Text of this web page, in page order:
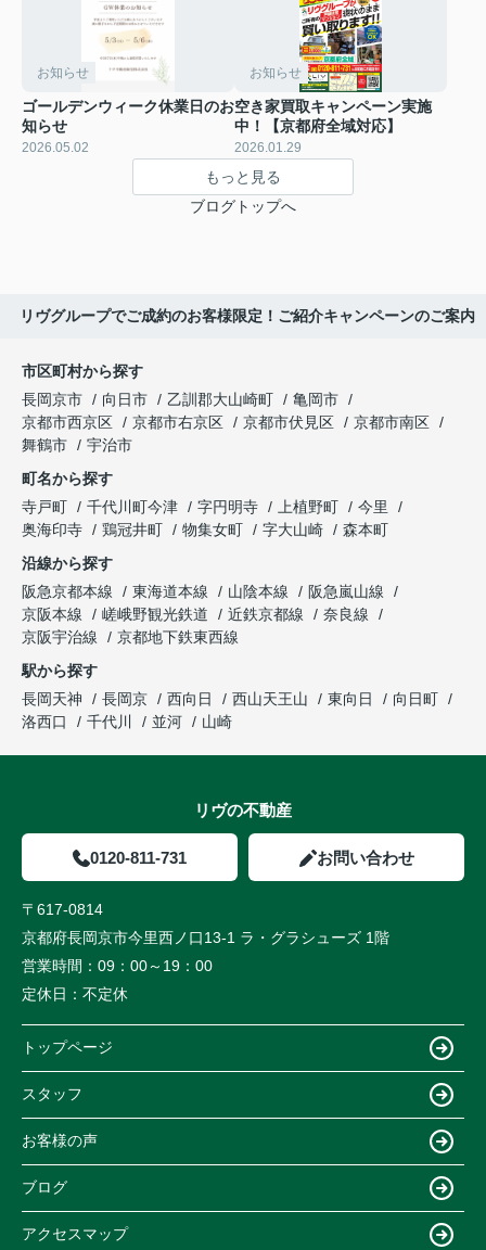
お知らせ
ゴールデンウィーク休業日のお
知らせ
2026.05.02
お知らせ
空き家買取キャンペーン実施
中！【京都府全域対応】
2026.01.29
もっと見る
ブログトップへ
リヴグループでご成約のお客様限定！ご紹介キャンペーンのご案内
市区町村から探す
長岡京市
向日市 乙訓郡大山崎町
亀岡市
京都市西京区
京都市右京区 京都市伏見区
京都市南区
舞鶴市
宇治市
町名から探す
寺戸町
千代川町今津 字円明寺 上植野町
今里
奥海印寺
鶏冠井町 物集女町 字大山崎
森本町
沿線から探す
阪急京都本線
東海道本線 山陰本線
阪急嵐山線
京阪本線
嵯峨野観光鉄道 近鉄京都線
奈良線
京阪宇治線
京都地下鉄東西線
駅から探す
長岡天神
長岡京 西向日 西山天王山 東向日
向日町
洛西口
千代川 並河 山崎
リヴの不動産
0120-811-731 お問い合わせ
〒617-0814
京都府長岡京市今里西ノ口13-1 ラ・グラシューズ 1階
営業時間： 09：00～19：00
定休日： 不定休
トップページ
スタッフ
お客様の声
ブログ
アクセスマップ